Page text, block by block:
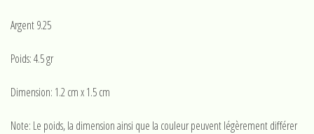
Argent 9.25
Poids: 4.5 gr
Dimension: 1.2 cm x 1.5 cm
Note: Le poids, la dimension ainsi que la couleur peuvent légèrement différer